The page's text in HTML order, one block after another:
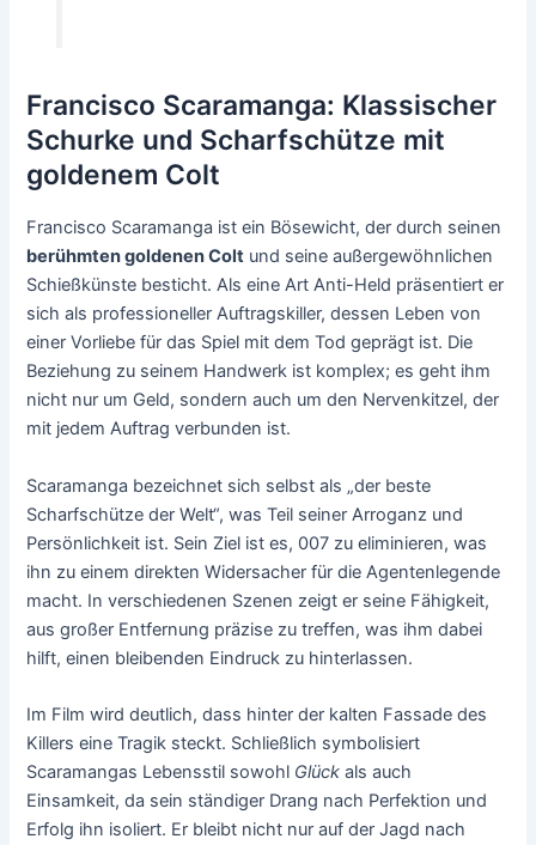
Francisco Scaramanga: Klassischer
Schurke und Scharfschütze mit
goldenem Colt
Francisco Scaramanga ist ein Bösewicht, der durch seinen
berühmten goldenen Colt und seine außergewöhnlichen
Schießkünste besticht. Als eine Art Anti-Held präsentiert er
sich als professioneller Auftragskiller, dessen Leben von
einer Vorliebe für das Spiel mit dem Tod geprägt ist. Die
Beziehung zu seinem Handwerk ist komplex; es geht ihm
nicht nur um Geld, sondern auch um den Nervenkitzel, der
mit jedem Auftrag verbunden ist.
Scaramanga bezeichnet sich selbst als „der beste
Scharfschütze der Welt“, was Teil seiner Arroganz und
Persönlichkeit ist. Sein Ziel ist es, 007 zu eliminieren, was
ihn zu einem direkten Widersacher für die Agentenlegende
macht. In verschiedenen Szenen zeigt er seine Fähigkeit,
aus großer Entfernung präzise zu treffen, was ihm dabei
hilft, einen bleibenden Eindruck zu hinterlassen.
Im Film wird deutlich, dass hinter der kalten Fassade des
Killers eine Tragik steckt. Schließlich symbolisiert
Scaramangas Lebensstil sowohl Glück als auch
Einsamkeit, da sein ständiger Drang nach Perfektion und
Erfolg ihn isoliert. Er bleibt nicht nur auf der Jagd nach